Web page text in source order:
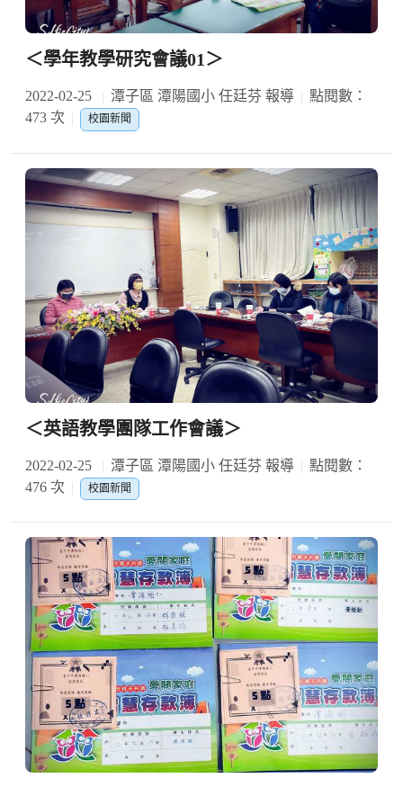
＜學年教學研究會議01＞
2022-02-25 潭子區 潭陽國小 任廷芬 報導
點閱數：
473 次
校園新聞
＜英語教學團隊工作會議＞
2022-02-25 潭子區 潭陽國小 任廷芬 報導
點閱數：
476 次
校園新聞